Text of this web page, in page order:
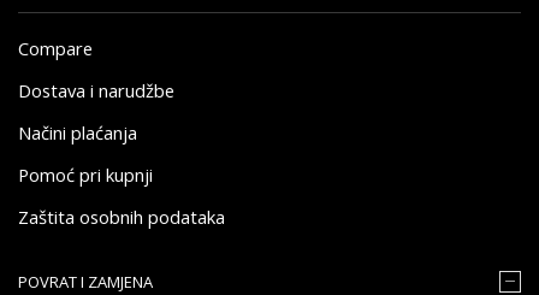
Compare
Dostava i narudžbe
Načini plaćanja
Pomoć pri kupnji
Zaštita osobnih podataka
POVRAT I ZAMJENA